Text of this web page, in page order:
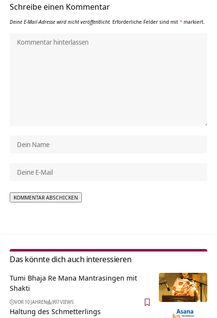
Schreibe einen Kommentar
Deine E-Mail-Adresse wird nicht veröffentlicht. Erforderliche Felder sind mit * markiert.
Das könnte dich auch interessieren
Tumi Bhaja Re Mana Mantrasingen mit
Shakti
VOR 10 JAHREN 997 VIEWS
Haltung des Schmetterlings